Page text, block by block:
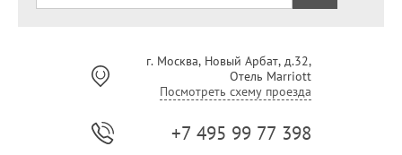
г. Москва, Новый Арбат, д.32,
Отель Marriott
Посмотреть схему проезда
+7 495 99 77 398